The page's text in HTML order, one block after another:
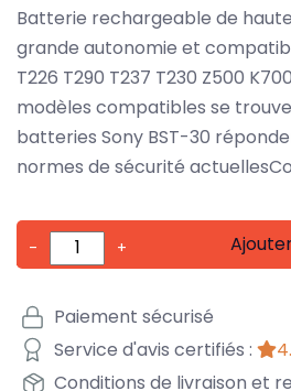
Batterie rechargeable de
grande autonomie et
T226 T290 T237 T230 Z500
modèles compatibles se
batteries Sony BST-30
normes de sécurité
- +
Paiement sécurisé
Service d'avis certifiés :
Conditions de livraison et